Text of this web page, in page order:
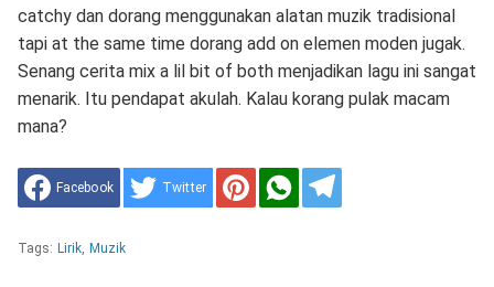
catchy dan dorang menggunakan alatan muzik tradisional
tapi at the same time dorang add on elemen moden jugak.
Senang cerita mix a lil bit of both menjadikan lagu ini sangat
menarik. Itu pendapat akulah. Kalau korang pulak macam
mana?
Facebook Twitter
Tags: Lirik Muzik